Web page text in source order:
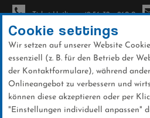
Direkt
zum
Inhalt
Ticket-Hotline: +49 56 32 - 960-0
Cookie settings
Wir setzen auf unserer Website
essenziell (z. B. für den Betrieb der
der Kontaktformulare), während
Onlineangebot zu verbessern und
können diese akzeptieren oder per
"Einstellungen individuell anpassen"